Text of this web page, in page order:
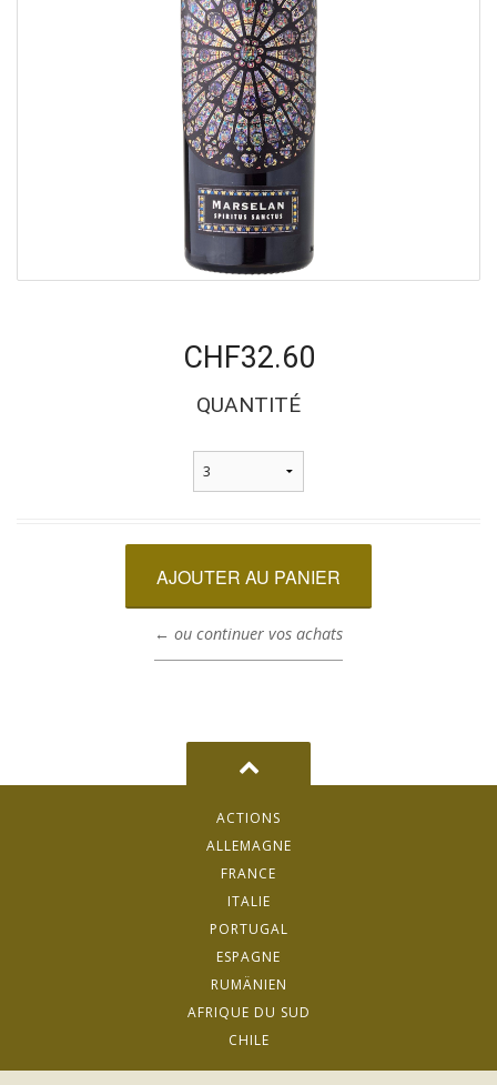
CHF32.60
QUANTITÉ
← ou continuer vos achats
ACTIONS
ALLEMAGNE
FRANCE
ITALIE
PORTUGAL
ESPAGNE
RUMÄNIEN
AFRIQUE DU SUD
CHILE